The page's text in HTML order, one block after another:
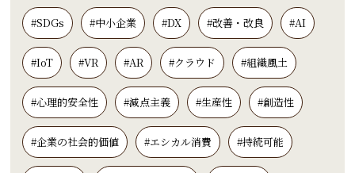
#SDGs #中小企業 #DX #改善・改良 #AI
#IoT #VR #AR #クラウド #組織風土
#心理的安全性 #減点主義 #生産性 #創造性
#企業の社会的価値 #エシカル消費 #持続可能